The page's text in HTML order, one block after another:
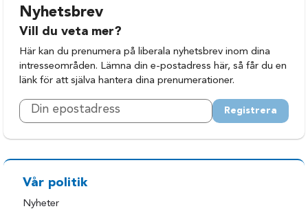
Nyhetsbrev
Vill du veta mer?
Här kan du prenumera på liberala nyhetsbrev inom dina
intresseområden. Lämna din e-postadress här, så får du en
länk för att själva hantera dina prenumerationer.
Registrera
Vår politik
Nyheter